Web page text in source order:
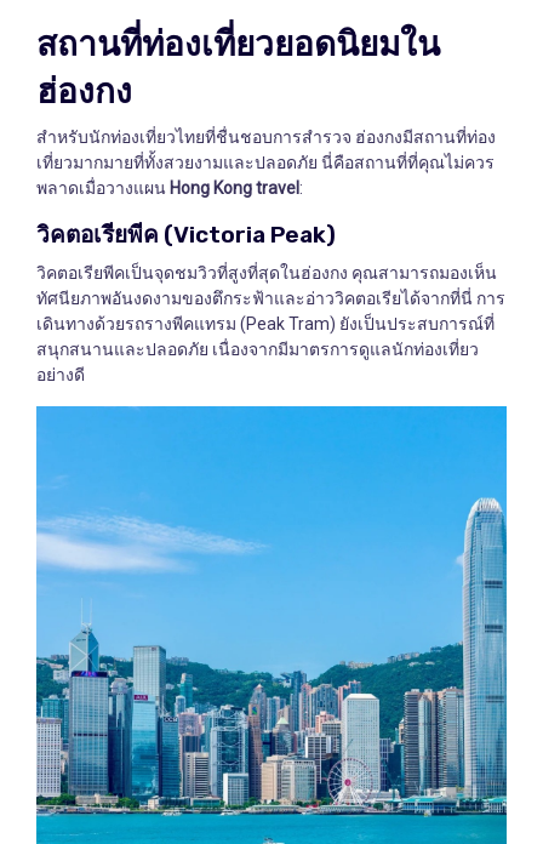
สถานที่ท่องเที่ยวยอดนิยมใน
ฮ่องกง
สำหรับนักท่องเที่ยวไทยที่ชื่นชอบการสำรวจ ฮ่องกงมีสถานที่ท่อง
เที่ยวมากมายที่ทั้งสวยงามและปลอดภัย นี่คือสถานที่ที่คุณไม่ควร
พลาดเมื่อวางแผน Hong Kong travel :
วิคตอเรียพีค (Victoria Peak)
วิคตอเรียพีคเป็นจุดชมวิวที่สูงที่สุดในฮ่องกง คุณสามารถมองเห็น
ทัศนียภาพอันงดงามของตึกระฟ้าและอ่าววิคตอเรียได้จากที่นี่ การ
เดินทางด้วยรถรางพีคแทรม (Peak Tram) ยังเป็นประสบการณ์ที่
สนุกสนานและปลอดภัย เนื่องจากมีมาตรการดูแลนักท่องเที่ยว
อย่างดี